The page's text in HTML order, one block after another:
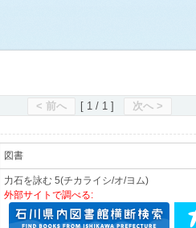
< 前へ [ 1 / 1 ] 次へ >
図書
力石を詠む 5(チカライシ/オ/ヨム)
外部サイトで調べる: